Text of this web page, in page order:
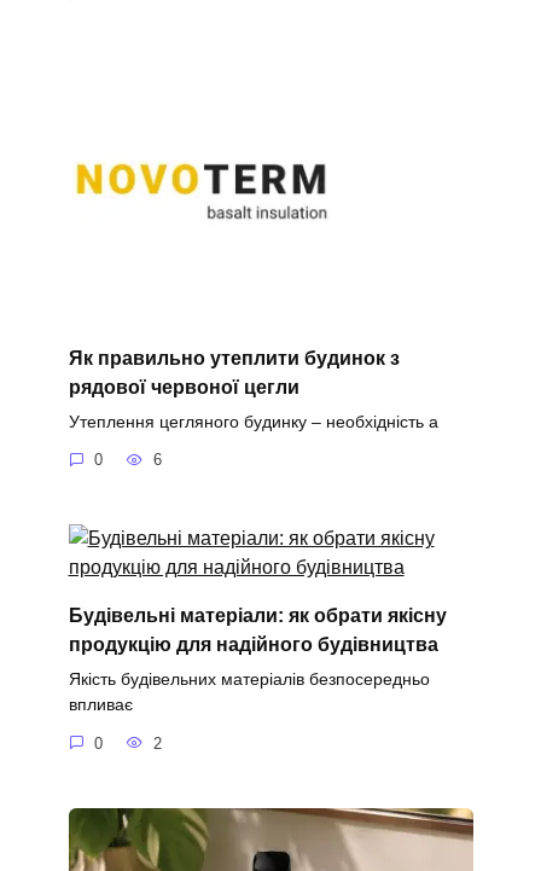
Як правильно утеплити будинок з
рядової червоної цегли
Утеплення цегляного будинку – необхідність а
0 6
Будівельні матеріали: як обрати якісну
продукцію для надійного будівництва
Якість будівельних матеріалів безпосередньо
впливає
0 2